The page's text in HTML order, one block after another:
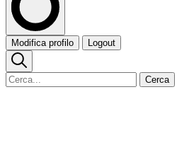
Modifica profilo Logout
Cerca